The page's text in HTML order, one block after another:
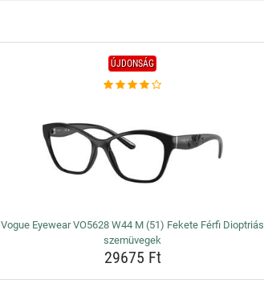
ÚJDONSÁG
Vogue Eyewear VO5628 W44 M (51) Fekete Férfi Dioptriás
szemüvegek
29675 Ft